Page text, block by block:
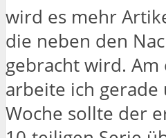
wird es mehr
die neben den
gebracht wird. Am
arbeite ich gerade
Woche sollte der